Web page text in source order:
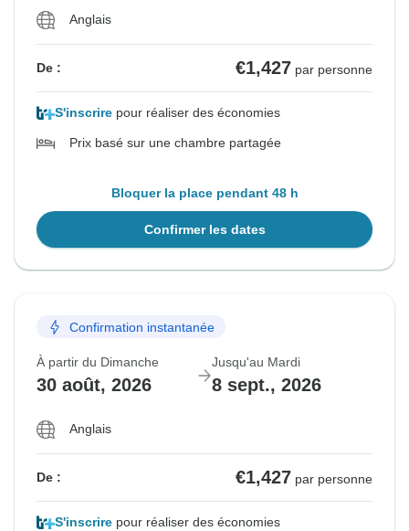
Anglais
De : €1,427 par personne
S'inscrire pour réaliser des économies
Prix basé sur une chambre partagée
Bloquer la place pendant 48 h
Confirmer les dates
Confirmation instantanée
À partir du Dimanche
30 août, 2026
Jusqu'au Mardi
8 sept., 2026
Anglais
De : €1,427 par personne
S'inscrire pour réaliser des économies